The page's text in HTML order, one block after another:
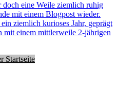
eine Weile ziemlich ruhig
mit einem Blogpost wieder.
ziemlich kurioses Jahr, geprägt
mit einem mittlerweile 2-jährigen
Startseite